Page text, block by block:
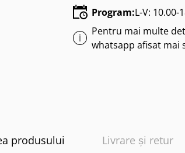
Program:L-V: 10.00-
Pentru mai multe
whatsapp afisat mai
produsului Livrare și retur